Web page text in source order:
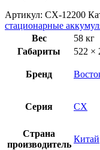
Артикул: CX-12200
стационарные
Вес
58 кг
Габариты
522 ×
Бренд
Серия CX
Страна
производитель
Китай